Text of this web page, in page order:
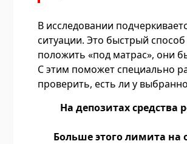
В исследовании
ситуации. Это быстрый
положить «под матрас», они
С этим поможет специально
проверить, есть ли у
На депозитах средства
Больше этого лимита на